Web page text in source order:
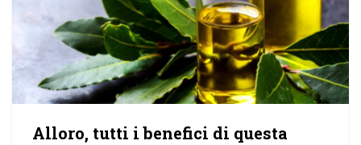
Alloro, tutti i benefici di questa